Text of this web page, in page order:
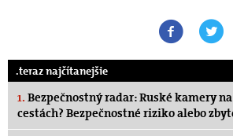
.teraz najčítanejšie
1. Bezpečnostný radar: Ruské kamery
cestách? Bezpečnostné riziko alebo